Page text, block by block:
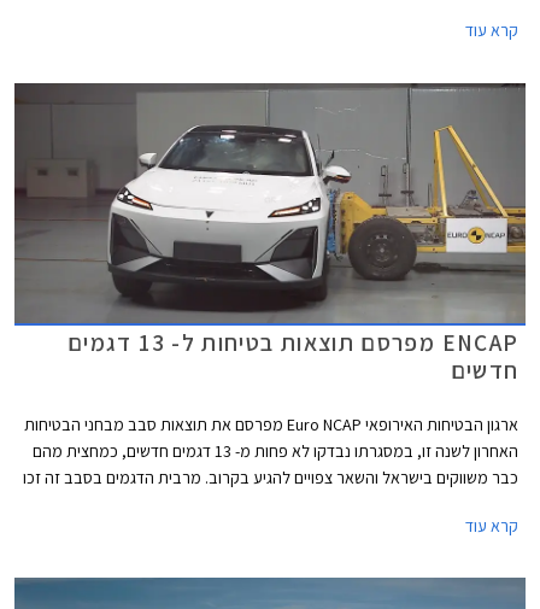
קרא עוד
ENCAP מפרסם תוצאות בטיחות ל- 13 דגמים
חדשים
ארגון הבטיחות האירופאי Euro NCAP מפרסם את תוצאות סבב מבחני הבטיחות
האחרון לשנה זו, במסגרתו נבדקו לא פחות מ- 13 דגמים חדשים, כמחצית מהם
כבר משווקים בישראל והשאר צפויים להגיע בקרוב. מרבית הדגמים בסבב זה זכו
קרא עוד